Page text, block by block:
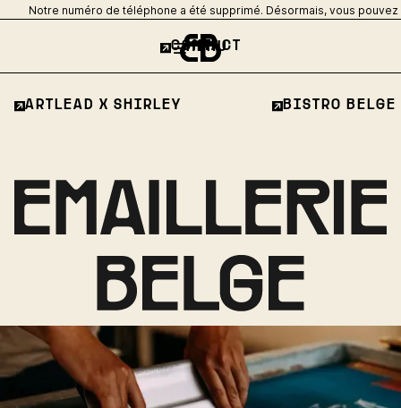
Notre numéro de téléphone a été supprimé. Désormais, vous
CONTACT
MENU
ARTLEAD X SHIRLEY BISTRO BELGE